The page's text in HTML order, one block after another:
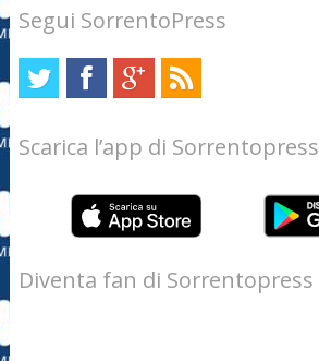
Segui SorrentoPress
Scarica l’app di Sorrentopress
Diventa fan di Sorrentopress